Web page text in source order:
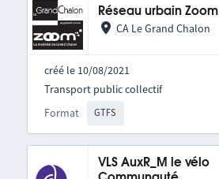
Réseau urbain Zoom
CA Le Grand Chalon
créé le 10/08/2021
Format GTFS
Transport public collectif
VLS AuxR_M le vélo